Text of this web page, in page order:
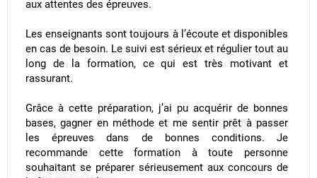
aux attentes des épreuves.
Les enseignants sont toujours à l’écoute et disponibles
en cas de besoin. Le suivi est sérieux et régulier tout au
long de la formation, ce qui est très motivant et
rassurant.
​Grâce à cette préparation, j’ai pu acquérir de bonnes
bases, gagner en méthode et me sentir prêt à passer
les épreuves dans de bonnes conditions. Je
recommande cette formation à toute personne
souhaitant se préparer sérieusement aux concours de